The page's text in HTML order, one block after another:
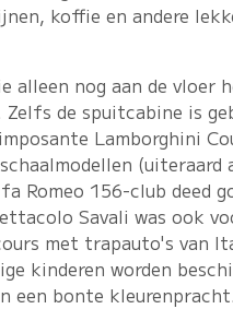
koffie en andere
alleen nog aan de vloer
Zelfs de spuitcabine is
Lamborghini
Romeo 156-club deed
Savali was ook
met trapauto's van
kinderen worden
een bonte kleurenpracht.